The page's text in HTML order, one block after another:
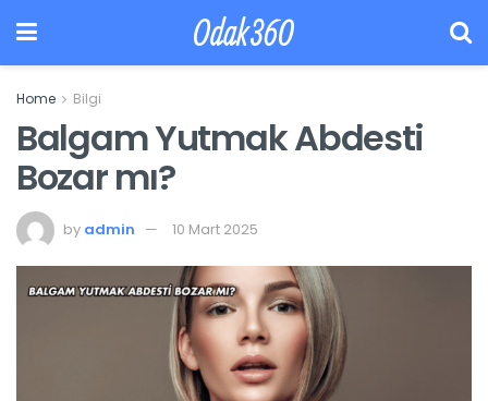
Odak360
Home Bilgi
Balgam Yutmak Abdesti
Bozar mı?
by admin 10 Mart 2025